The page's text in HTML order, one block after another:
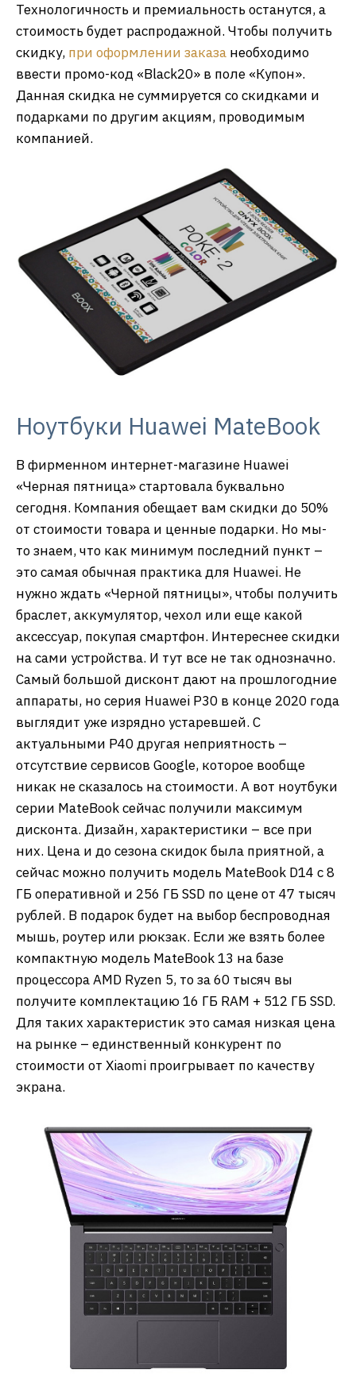
Технологичность и премиальность останутся, а
стоимость будет распродажной. Чтобы получить
скидку, при оформлении заказа необходимо
ввести промо-код «Black20» в поле «Купон».
Данная скидка не суммируется со скидками и
подарками по другим акциям, проводимым
компанией.
Ноутбуки Huawei MateBook
В фирменном интернет-магазине Huawei
«Черная пятница» стартовала буквально
сегодня. Компания обещает вам скидки до 50%
от стоимости товара и ценные подарки. Но мы-
то знаем, что как минимум последний пункт –
это самая обычная практика для Huawei. Не
нужно ждать «Черной пятницы», чтобы получить
браслет, аккумулятор, чехол или еще какой
аксессуар, покупая смартфон. Интереснее скидки
на сами устройства. И тут все не так однозначно.
Самый большой дисконт дают на прошлогодние
аппараты, но серия Huawei P30 в конце 2020 года
выглядит уже изрядно устаревшей. С
актуальными P40 другая неприятность –
отсутствие сервисов Google, которое вообще
никак не сказалось на стоимости. А вот ноутбуки
серии MateBook сейчас получили максимум
дисконта. Дизайн, характеристики – все при
них. Цена и до сезона скидок была приятной, а
сейчас можно получить модель MateBook D14 с 8
ГБ оперативной и 256 ГБ SSD по цене от 47 тысяч
рублей. В подарок будет на выбор беспроводная
мышь, роутер или рюкзак. Если же взять более
компактную модель MateBook 13 на базе
процессора AMD Ryzen 5, то за 60 тысяч вы
получите комплектацию 16 ГБ RAM + 512 ГБ SSD.
Для таких характеристик это самая низкая цена
на рынке – единственный конкурент по
стоимости от Xiaomi проигрывает по качеству
экрана.